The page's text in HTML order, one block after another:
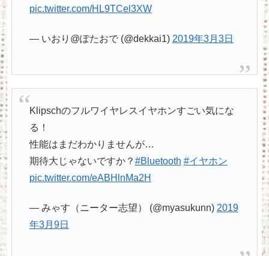
pic.twitter.com/HL9TCel3XW
— いおり@ぽたおで (@dekkai1) 2019年3月3日
Klipschのフルワイヤレスイヤホンすごい気にな
る！
性能はまだわかりませんが…
期待大じゃないですか？ #Bluetooth #イヤホン
pic.twitter.com/eABHlnMa2H
— みゃす（ニーター志望） (@myasukunn) 2019
年3月9日